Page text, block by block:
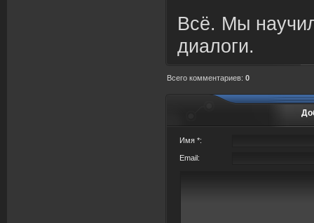
Всё. Мы
диалоги.
Всего комментариев: 0
Имя *:
Email: